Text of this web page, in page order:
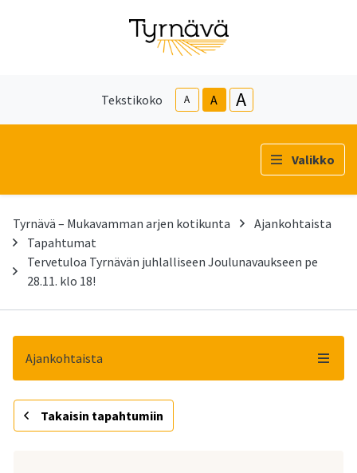
Tekstikoko A A A
Valikko
Tyrnävä – Mukavamman arjen kotikunta
Ajankohtaista
Tapahtumat
Tervetuloa Tyrnävän juhlalliseen Joulunavaukseen pe
28.11. klo 18!
Ajankohtaista
Takaisin tapahtumiin